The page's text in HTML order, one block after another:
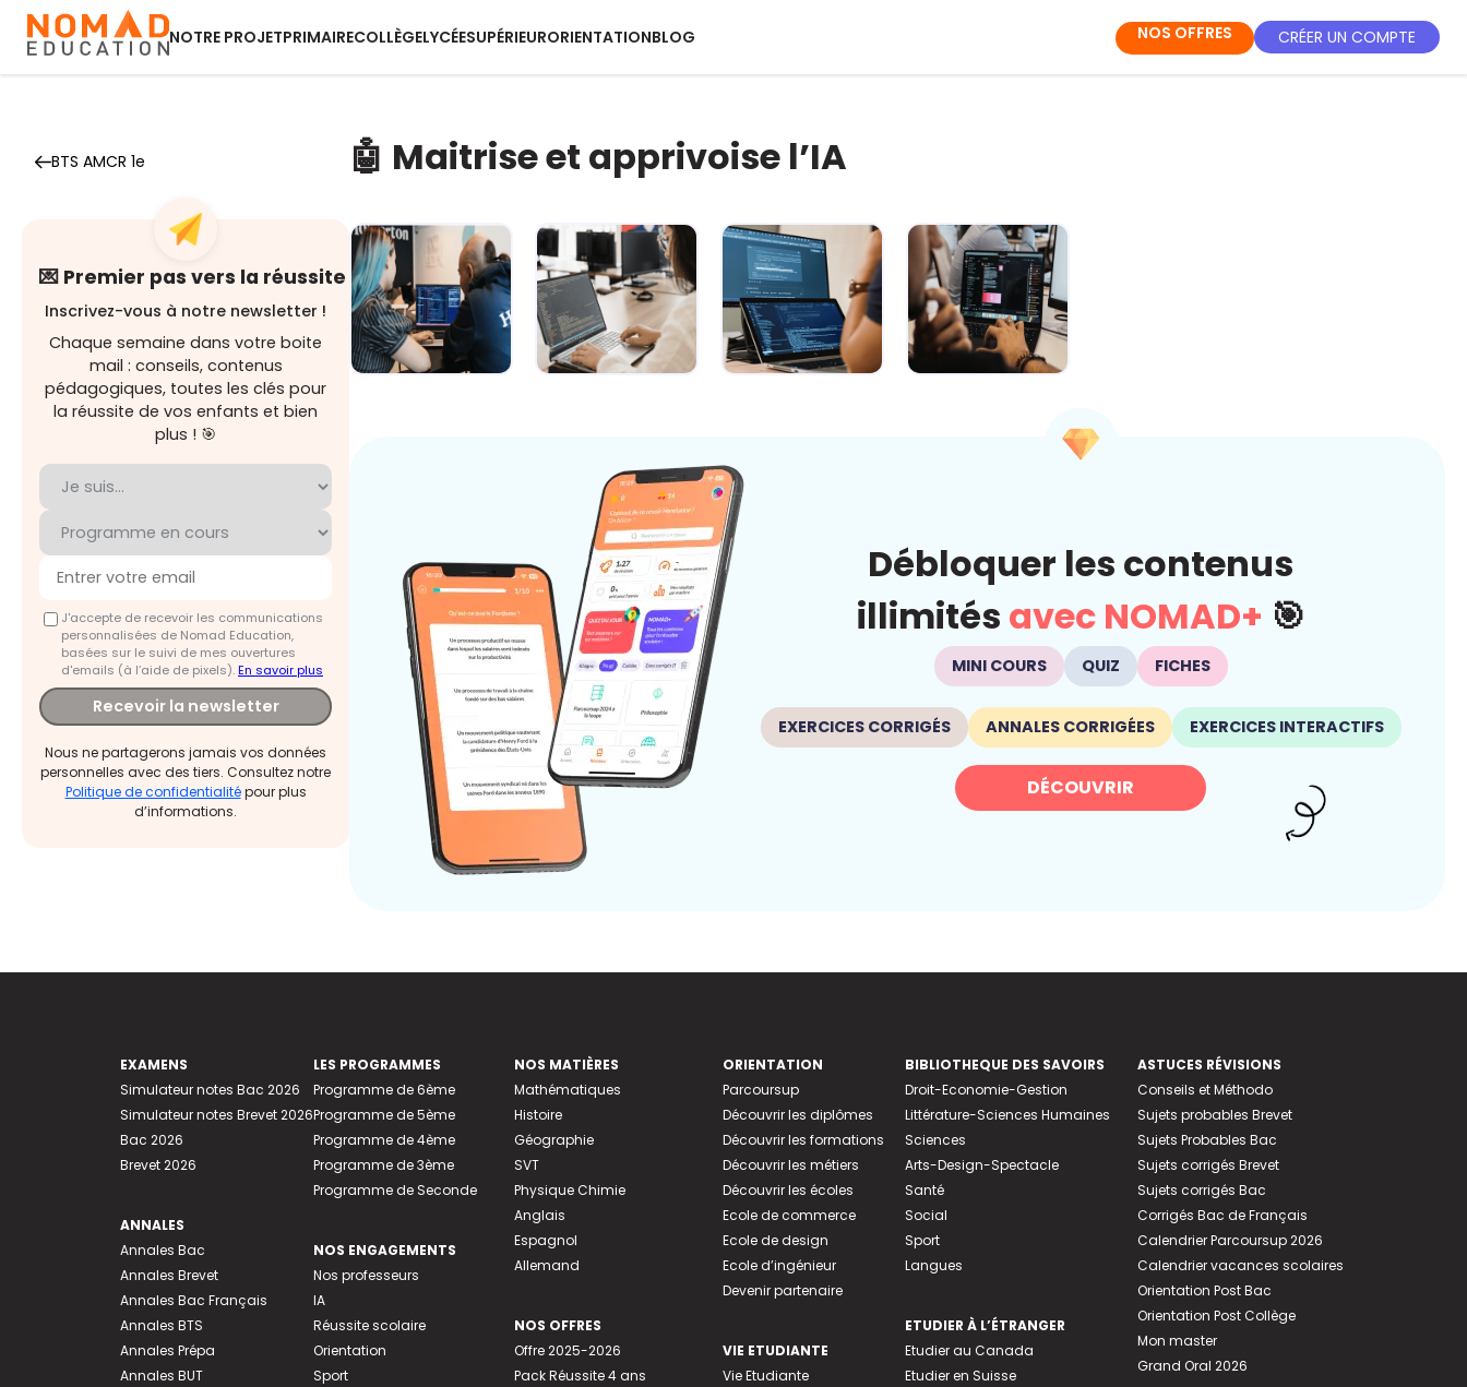
NOTRE PROJETPRIMAIRECOLLÈGELYCÉESUPÉRIEURORIENTATIONBLOG NOS OFFRES CRÉER UN COMPTE
BTS AMCR 1e
💌 Premier pas vers la réussite
Inscrivez-vous à notre newsletter !
Chaque semaine dans votre boite
mail : conseils, contenus
pédagogiques, toutes les clés pour
la réussite de vos enfants et bien
plus ! 🎯
J'accepte de recevoir les communications
personnalisées de Nomad Education,
basées sur le suivi de mes ouvertures
d'emails (à l’aide de pixels).En savoir plus
Recevoir la newsletter
Nous ne partagerons jamais vos données
personnelles avec des tiers. Consultez notre
Politique de confidentialitépour plus
d’informations.
🤖 Maitrise et apprivoise l’IA
Débloquer les contenus
illimités avec NOMAD+ 🎯
MINI COURS QUIZ FICHES
EXERCICES CORRIGÉS ANNALES CORRIGÉES EXERCICES INTERACTIFS
DÉCOUVRIR
EXAMENS
Simulateur notes Bac 2026
Simulateur notes Brevet 2026
Bac 2026
Brevet 2026
ANNALES
Annales Bac
Annales Brevet
Annales Bac Français
Annales BTS
Annales Prépa
Annales BUT
LES PROGRAMMES
Programme de 6ème
Programme de 5ème
Programme de 4ème
Programme de 3ème
Programme de Seconde
NOS ENGAGEMENTS
Nos professeurs
IA
Réussite scolaire
Orientation
Sport
NOS MATIÈRES
Mathématiques
Histoire
Géographie
SVT
Physique Chimie
Anglais
Espagnol
Allemand
NOS OFFRES
Offre 2025-2026
Pack Réussite 4 ans
ORIENTATION
Parcoursup
Découvrir les diplômes
Découvrir les formations
Découvrir les métiers
Découvrir les écoles
Ecole de commerce
Ecole de design
Ecole d’ingénieur
Devenir partenaire
VIE ETUDIANTE
Vie Etudiante
BIBLIOTHEQUE DES SAVOIRS
Droit-Economie-Gestion
Littérature-Sciences Humaines
Sciences
Arts-Design-Spectacle
Santé
Social
Sport
Langues
ETUDIER À L’ÉTRANGER
Etudier au Canada
Etudier en Suisse
ASTUCES RÉVISIONS
Conseils et Méthodo
Sujets probables Brevet
Sujets Probables Bac
Sujets corrigés Brevet
Sujets corrigés Bac
Corrigés Bac de Français
Calendrier Parcoursup 2026
Calendrier vacances scolaires
Orientation Post Bac
Orientation Post Collège
Mon master
Grand Oral 2026